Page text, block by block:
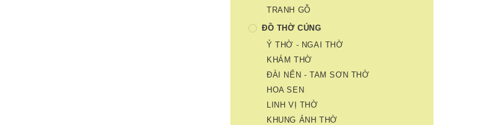
TRANH GỖ
ĐỒ THỜ CÚNG
Ỷ THỜ - NGAI THỜ
KHÁM THỜ
ĐÀI NẾN - TAM SƠN THỜ
HOA SEN
LINH VỊ THỜ
KHUNG ẢNH THỜ